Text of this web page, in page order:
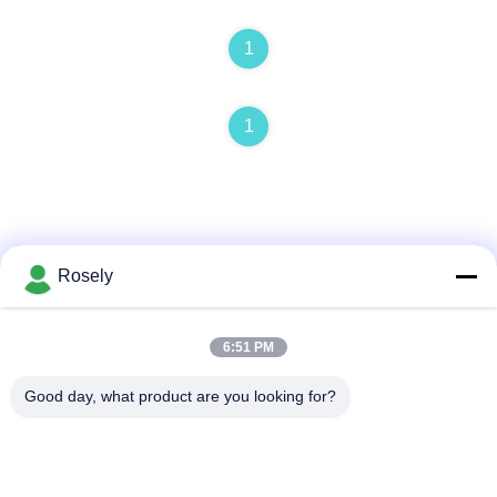
1
1
Gaohai-Industriegebiet, Jinsha, Danzao-Stadt, Nanhai-
Rosely
6:51 PM
Good day, what product are you looking for?